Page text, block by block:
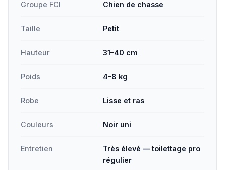
Groupe FCI Chien de chasse
Taille Petit
Hauteur 31–40 cm
Poids 4–8 kg
Robe Lisse et ras
Couleurs Noir uni
Entretien
Très élevé — toilettage pro
régulier